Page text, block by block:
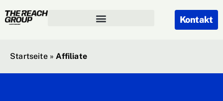
Kontakt
Startseite»Affiliate